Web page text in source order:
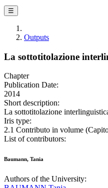
☰
Outputs
La sottotitolazione
Chapter
Publication Date:
2014
Short description:
La sottotitolazione
Iris type:
2.1 Contributo in volume
List of contributors:
Baumann, Tania
Authors of the University: